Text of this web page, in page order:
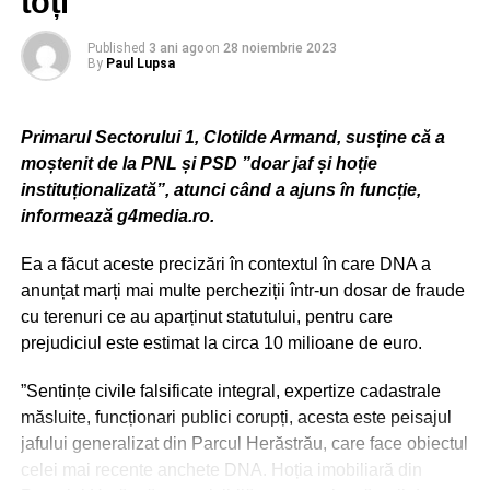
Published 3 ani agoon 28 noiembrie 2023
By Paul Lupsa
Primarul Sectorului 1, Clotilde Armand, susține că a
moștenit de la PNL și PSD ”doar jaf și hoție
instituționalizată”, atunci când a ajuns în funcție,
informează g4media.ro.
Ea a făcut aceste precizări în contextul în care DNA a
anunțat marți mai multe percheziții într-un dosar de fraude
cu terenuri ce au aparținut statutului, pentru care
prejudiciul este estimat la circa 10 milioane de euro.
”Sentințe civile falsificate integral, expertize cadastrale
măsluite, funcționari publici corupți, acesta este peisajul
jafului generalizat din Parcul Herăstrău, care face obiectul
celei mai recente anchete DNA. Hoția imobiliară din